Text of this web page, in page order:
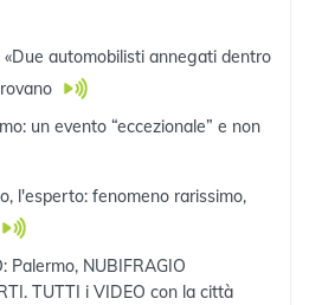
«Due automobilisti annegati dentro
un evento “eccezionale” e non
l'esperto: fenomeno rarissimo,
Palermo, NUBIFRAGIO
TUTTI i VIDEO con la città